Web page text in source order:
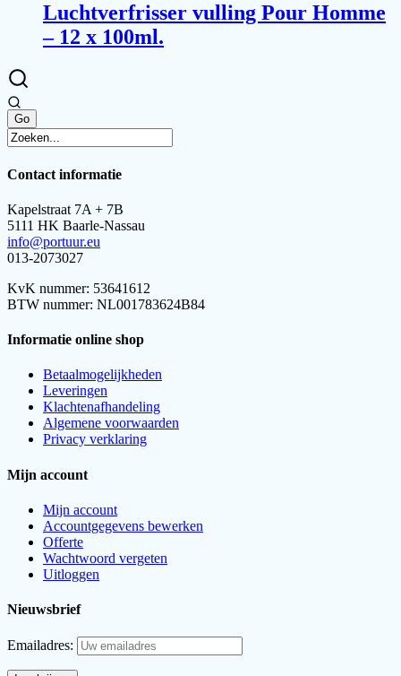
Luchtverfrisser vulling Pour Homme
– 12 x 100ml.
Contact informatie
Kapelstraat 7A + 7B
5111 HK Baarle-Nassau
info@portuur.eu
013-2073027
KvK nummer: 53641612
BTW nummer: NL001783624B84
Informatie online shop
Betaalmogelijkheden
Leveringen
Klachtenafhandeling
Algemene voorwaarden
Privacy verklaring
Mijn account
Mijn account
Accountgegevens bewerken
Offerte
Wachtwoord vergeten
Uitloggen
Nieuwsbrief
Emailadres: